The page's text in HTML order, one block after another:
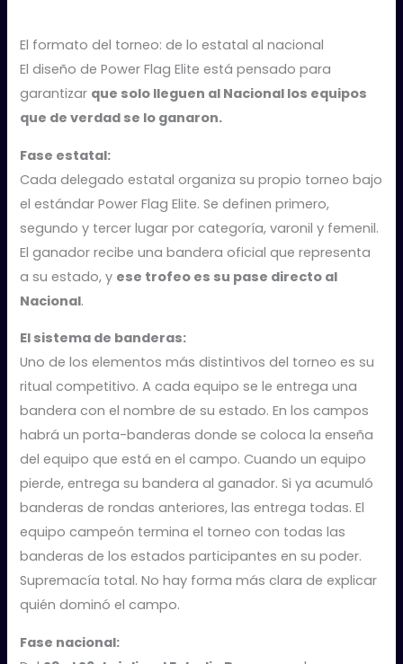
El formato del torneo: de lo estatal al nacional
El diseño de Power Flag Elite está pensado para
garantizar que solo lleguen al Nacional los equipos
que de verdad se lo ganaron.
Fase estatal:
Cada delegado estatal organiza su propio torneo bajo
el estándar Power Flag Elite. Se definen primero,
segundo y tercer lugar por categoría, varonil y femenil.
El ganador recibe una bandera oficial que representa
a su estado, y ese trofeo es su pase directo al
Nacional.
El sistema de banderas:
Uno de los elementos más distintivos del torneo es su
ritual competitivo. A cada equipo se le entrega una
bandera con el nombre de su estado. En los campos
habrá un porta-banderas donde se coloca la enseña
del equipo que está en el campo. Cuando un equipo
pierde, entrega su bandera al ganador. Si ya acumuló
banderas de rondas anteriores, las entrega todas. El
equipo campeón termina el torneo con todas las
banderas de los estados participantes en su poder.
Supremacía total. No hay forma más clara de explicar
quién dominó el campo.
Fase nacional: